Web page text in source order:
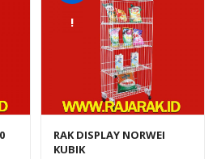
!
RAK DISPLAY NORWEI
KUBIK